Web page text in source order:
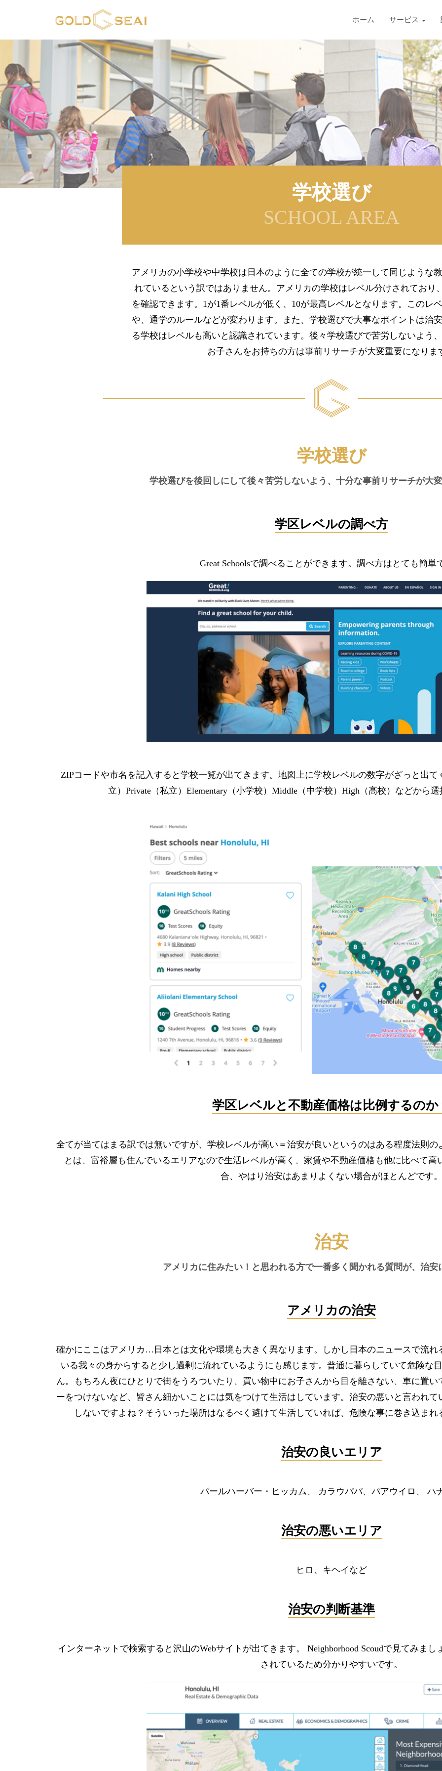
ホーム サービス
学校選び
SCHOOL AREA
アメリカの小学校や中学校は日本のように全ての学校が統一して同じような
れているという訳ではありません。アメリカの学校はレベル分けされており
を確認できます。1が1番レベルが低く、10が最高レベルとなります。このレ
や、通学のルールなどが変わります。また、学校選びで大事なポイントは治
る学校はレベルも高いと認識されています。後々学校選びで苦労しないよう
お子さんをお持ちの方は事前リサーチが大変重要になりま
学校選び
学校選びを後回しにして後々苦労しないよう、十分な事前リサーチが大
学区レベルの調べ方
Great Schoolsで調べることができます。調べ方はとても簡単
ZIPコードや市名を記入すると学校一覧が出てきます。地図上に学校レベルの数字がざっと出
立）Private（私立）Elementary（小学校）Middle（中学校）High（高校）などから
学区レベルと不動産価格は比例するのか
全てが当てはまる訳では無いですが、学校レベルが高い＝治安が良いというのはある程度法則
とは、富裕層も住んでいるエリアなので生活レベルが高く、家賃や不動産価格も他に比べて
合、やはり治安はあまりよくない場合がほとんどです。
治安
アメリカに住みたい！と思われる方で一番多く聞かれる質問が、治安
アメリカの治安
確かにここはアメリカ…日本とは文化や環境も大きく異なります。しかし日本のニュースで流
いる我々の身からすると少し過剰に流れているようにも感じます。普通に暮らしていて危険な
ん。もちろん夜にひとりで街をうろついたり、買い物中にお子さんから目を離さない、車に置
ーをつけないなど、皆さん細かいことには気をつけて生活はしています。治安の悪いと言われ
しないですよね？そういった場所はなるべく避けて生活していれば、危険な事に巻き込ま
治安の良いエリア
パールハーバー・ヒッカム、 カラウパパ、パアウイロ、 ハ
治安の悪いエリア
ヒロ、キヘイなど
治安の判断基準
インターネットで検索すると沢山のWebサイトが出てきます。 Neighborhood Scoudで見てみま
されているため分かりやすいです。